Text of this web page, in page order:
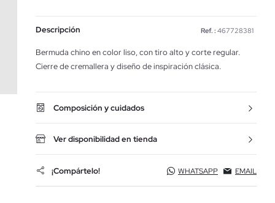
Descripción Ref. : 467728381
Bermuda chino en color liso, con tiro alto y corte regular.
Cierre de cremallera y diseño de inspiración clásica.
Composición y cuidados
Ver disponibilidad en tienda
¡Compártelo! WHATSAPP EMAIL